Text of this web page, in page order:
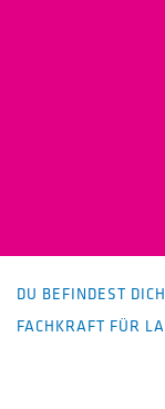
DU BEFINDEST
FACHKRAFT FÜR